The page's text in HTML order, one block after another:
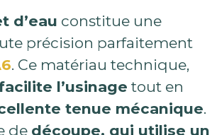
d’eau constitue une
précision parfaitement
. Ce matériau technique,
l’usinage tout en
tenue mécanique.
de découpe, qui utilise un